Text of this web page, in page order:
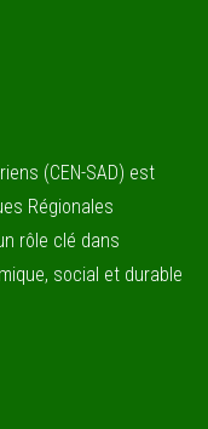
(CEN-SAD) est
Régionales
rôle clé dans
social et durable